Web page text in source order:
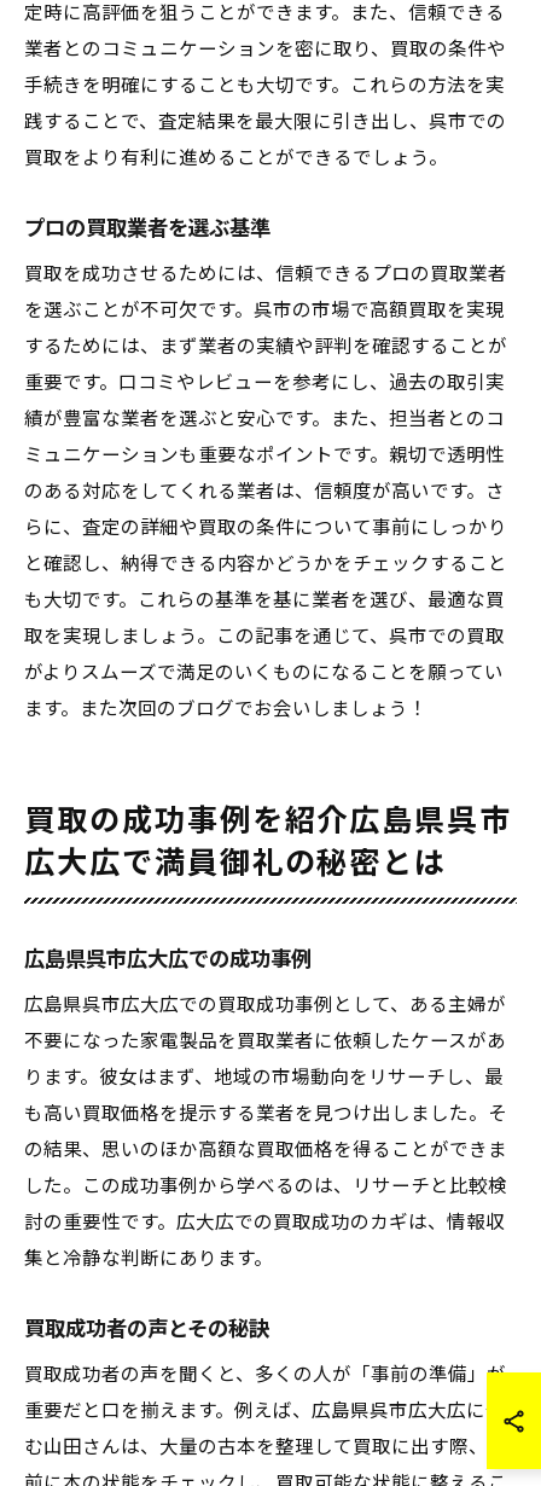
定時に高評価を狙うことができます。また、信頼できる
業者とのコミュニケーションを密に取り、買取の条件や
手続きを明確にすることも大切です。これらの方法を実
践することで、査定結果を最大限に引き出し、呉市での
買取をより有利に進めることができるでしょう。
プロの買取業者を選ぶ基準
買取を成功させるためには、信頼できるプロの買取業者
を選ぶことが不可欠です。呉市の市場で高額買取を実現
するためには、まず業者の実績や評判を確認することが
重要です。口コミやレビューを参考にし、過去の取引実
績が豊富な業者を選ぶと安心です。また、担当者とのコ
ミュニケーションも重要なポイントです。親切で透明性
のある対応をしてくれる業者は、信頼度が高いです。さ
らに、査定の詳細や買取の条件について事前にしっかり
と確認し、納得できる内容かどうかをチェックすること
も大切です。これらの基準を基に業者を選び、最適な買
取を実現しましょう。この記事を通じて、呉市での買取
がよりスムーズで満足のいくものになることを願ってい
ます。また次回のブログでお会いしましょう！
買取の成功事例を紹介広島県呉市
広大広で満員御礼の秘密とは
広島県呉市広大広での成功事例
広島県呉市広大広での買取成功事例として、ある主婦が
不要になった家電製品を買取業者に依頼したケースがあ
ります。彼女はまず、地域の市場動向をリサーチし、最
も高い買取価格を提示する業者を見つけ出しました。そ
の結果、思いのほか高額な買取価格を得ることができま
した。この成功事例から学べるのは、リサーチと比較検
討の重要性です。広大広での買取成功のカギは、情報収
集と冷静な判断にあります。
買取成功者の声とその秘訣
買取成功者の声を聞くと、多くの人が「事前の準備」が
重要だと口を揃えます。例えば、広島県呉市広大広に住
む山田さんは、大量の古本を整理して買取に出す際、事